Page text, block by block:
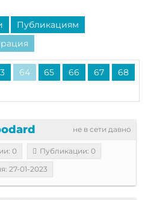
Публикациям
64 65 66 67 68
не в сети давно
0
Публикации: 0
27-01-2023